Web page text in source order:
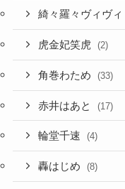
綺々羅々ヴィヴィ
虎金妃笑虎 (2)
角巻わため (33)
赤井はあと (17)
輪堂千速 (4)
轟はじめ (8)